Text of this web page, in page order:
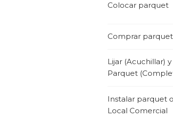
Colocar parquet
Comprar parquet
Lijar (Acuchillar)
Parquet
Instalar parquet
Local Comercial